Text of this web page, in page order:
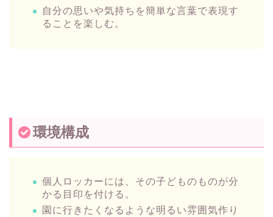
自分の思いや気持ちを簡単な言葉で表現す
ることを楽しむ。
環境構成
個人ロッカーには、その子どものものが分
かる目印を付ける。
園に行きたくなるような明るい雰囲気作り